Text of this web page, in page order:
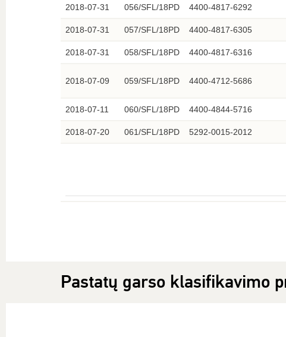
2018-07-31 056/SFL/18PD 4400-4817-6292
2018-07-31 057/SFL/18PD 4400-4817-6305
2018-07-31 058/SFL/18PD 4400-4817-6316
2018-07-09 059/SFL/18PD 4400-4712-5686
2018-07-11 060/SFL/18PD 4400-4844-5716
2018-07-20 061/SFL/18PD 5292-0015-2012
Pastatų garso klasifikavimo